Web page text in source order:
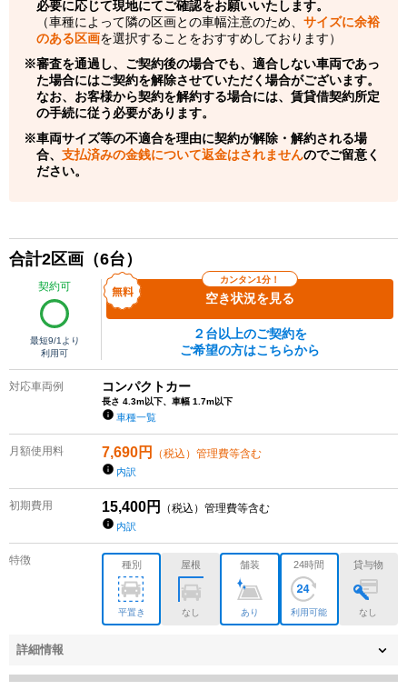
必要に応じて現地にてご確認をお願いいたします。
（車種によって隣の区画との車幅注意のため、 サイズに余裕
のある区画を選択することをおすすめしております）
審査を通過し、ご契約後の場合でも、適合しない車両であっ
た場合にはご契約を解除させていただく場合がございます。
なお、お客様から契約を解約する場合には、賃貸借契約所定
の手続に従う必要があります。
車両サイズ等の不適合を理由に契約が解除・解約される場
合、 支払済みの金銭について返金はされませんのでご留意く
ださい。
合計2区画（6台）
契約可
最短9/1 より
利用可
カンタン1分！
空き状況を見る
２台以上のご契約を
ご希望の方はこちらから
対応車両例 コンパクトカー
長さ 4.3m以下、車幅 1.7m以下
車種一覧
月額使用料 7,690円 （税込）管理費等含む
内訳
初期費用 15,400円 （税込）管理費等含む
内訳
特徴 種別
平置き
屋根
なし
舗装
あり
24時間
利用可能
貸与物
なし
詳細情報